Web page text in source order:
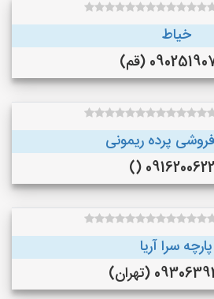
خیاط
(قم)
پرده ریمونی
پارچه سرا آریا
(تهران)